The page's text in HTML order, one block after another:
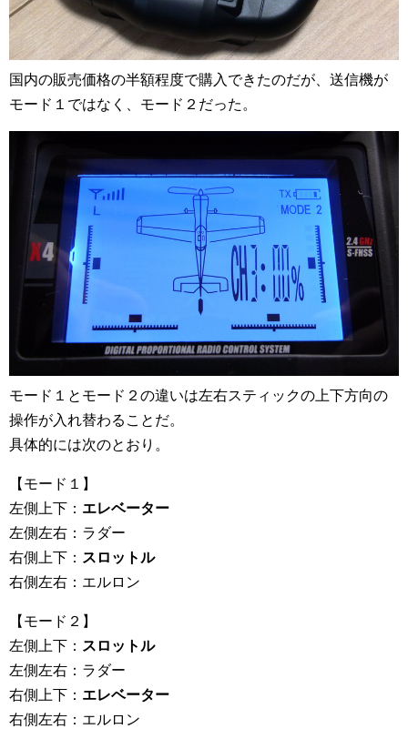
国内の販売価格の半額程度で購入できたのだが、送信機が
モード１ではなく、モード２だった。
モード１とモード２の違いは左右スティックの上下方向の
操作が入れ替わることだ。
具体的には次のとおり。
【モード１】
左側上下： エレベーター
左側左右：ラダー
右側上下： スロットル
右側左右：エルロン
【モード２】
左側上下： スロットル
左側左右：ラダー
右側上下： エレベーター
右側左右：エルロン